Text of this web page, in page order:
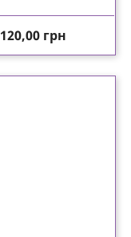
Цена
120,00 грн